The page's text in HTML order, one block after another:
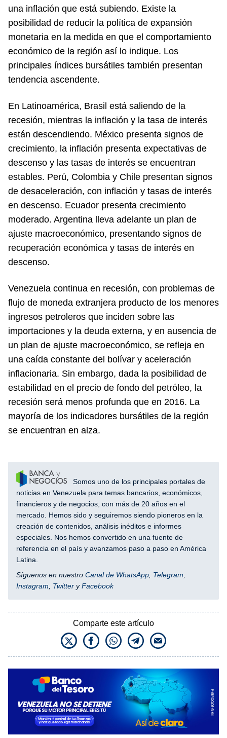
una inflación que está subiendo. Existe la
posibilidad de reducir la política de expansión
monetaria en la medida en que el comportamiento
económico de la región así lo indique. Los
principales índices bursátiles también presentan
tendencia ascendente.
En Latinoamérica, Brasil está saliendo de la
recesión, mientras la inflación y la tasa de interés
están descendiendo. México presenta signos de
crecimiento, la inflación presenta expectativas de
descenso y las tasas de interés se encuentran
estables. Perú, Colombia y Chile presentan signos
de desaceleración, con inflación y tasas de interés
en descenso. Ecuador presenta crecimiento
moderado. Argentina lleva adelante un plan de
ajuste macroeconómico, presentando signos de
recuperación económica y tasas de interés en
descenso.
Venezuela continua en recesión, con problemas de
flujo de moneda extranjera producto de los menores
ingresos petroleros que inciden sobre las
importaciones y la deuda externa, y en ausencia de
un plan de ajuste macroeconómico, se refleja en
una caída constante del bolívar y aceleración
inflacionaria. Sin embargo, dada la posibilidad de
estabilidad en el precio de fondo del petróleo, la
recesión será menos profunda que en 2016. La
mayoría de los indicadores bursátiles de la región
se encuentran en alza.
Somos uno de los principales portales de
noticias en Venezuela para temas bancarios, económicos,
financieros y de negocios, con más de 20 años en el
mercado. Hemos sido y seguiremos siendo pioneros en la
creación de contenidos, análisis inéditos e informes
especiales. Nos hemos convertido en una fuente de
referencia en el país y avanzamos paso a paso en América
Latina.
Síguenos en nuestro Canal de WhatsApp Telegram
Instagram
Twitter yFacebook
Comparte este artículo